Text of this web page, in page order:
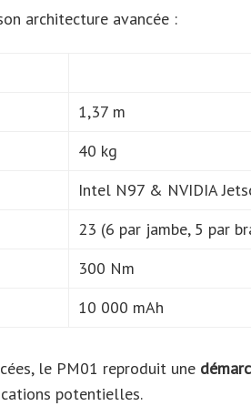
architecture avancée :
1,37 m
40 kg
Intel N97 & NVIDIA
23 (6 par jambe, 5 par
300 Nm
10 000 mAh
le PM01 reproduit une
potentielles.